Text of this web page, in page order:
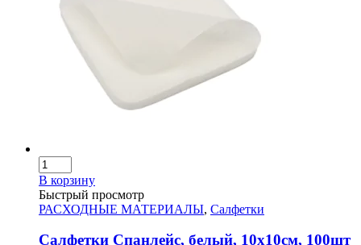
В корзину
Быстрый просмотр
РАСХОДНЫЕ МАТЕРИАЛЫ, Салфетки
Салфетки Спанлейс, белый, 10х10см, 100шт